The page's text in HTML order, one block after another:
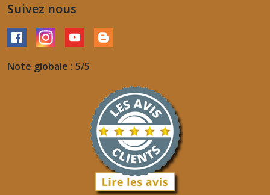
Suivez nous
Note globale : 5/5